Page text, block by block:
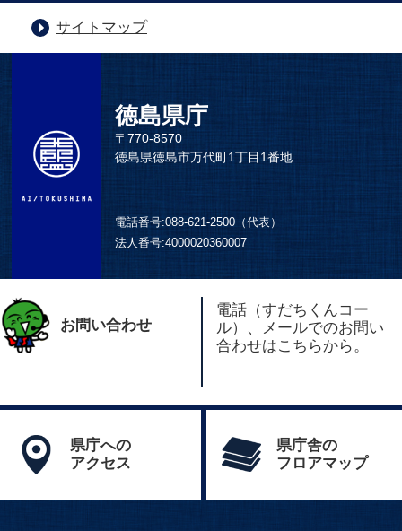
サイトマップ
徳島県庁
〒770-8570
徳島県徳島市万代町1丁目1番地
電話番号:088-621-2500（代表）
法人番号:4000020360007
お問い合わせ
電話（すだちくんコー
ル）、メールでのお問い
合わせはこちらから。
県庁への
アクセス
県庁舎の
フロアマップ